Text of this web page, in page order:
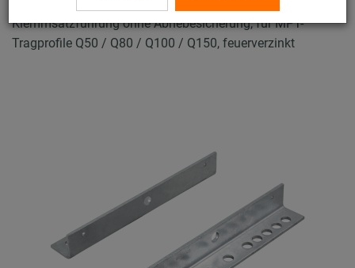
Klemmsatzführung ohne Abhebesicherung, für MPT-
Tragprofile Q50 / Q80 / Q100 / Q150, feuerverzinkt